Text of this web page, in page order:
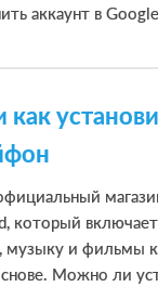
аккаунт в
как
который
музыку и фильмы
Можно ли